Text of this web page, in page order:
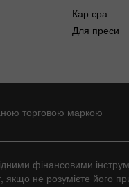
Кар єра
Для преси
торговою маркою
фінансовими
не розумієте його